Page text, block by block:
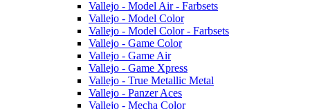
Vallejo - Model Air - Farbsets
Vallejo - Model Color
Vallejo - Model Color - Farbsets
Vallejo - Game Color
Vallejo - Game Air
Vallejo - Game Xpress
Vallejo - True Metallic Metal
Vallejo - Panzer Aces
Vallejo - Mecha Color